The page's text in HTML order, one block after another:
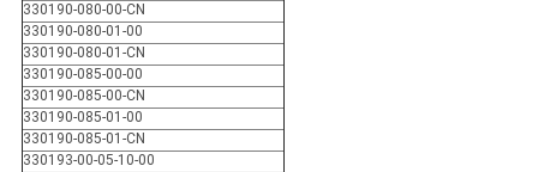
330190-080-00-CN
330190-080-01-00
330190-080-01-CN
330190-085-00-00
330190-085-00-CN
330190-085-01-00
330190-085-01-CN
330193-00-05-10-00